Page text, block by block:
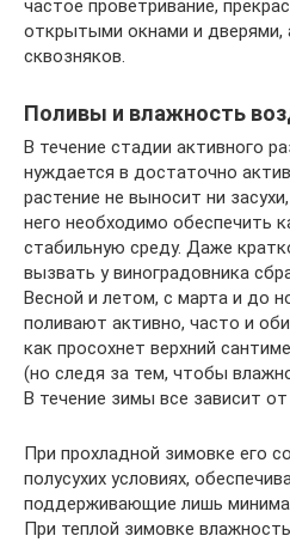
частое проветривание,
открытыми окнами и дверями,
сквозняков.
Поливы и влажность
В течение стадии активного
нуждается в достаточно
растение не выносит ни
него необходимо обеспечить
стабильную среду. Даже
вызвать у виноградовника
Весной и летом, с марта и до
поливают активно, часто и
как просохнет верхний
(но следя за тем, чтобы
В течение зимы все зависит
При прохладной зимовке его
полусухих условиях,
поддерживающие лишь
При теплой зимовке